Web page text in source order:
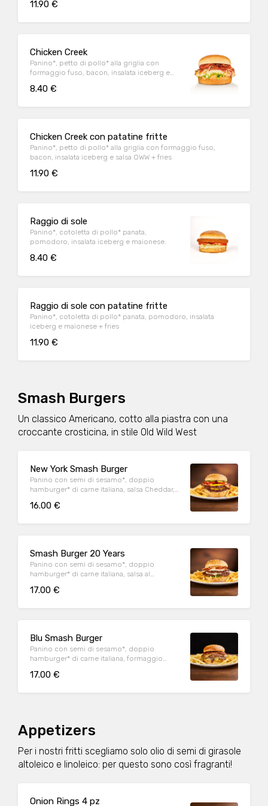
11.90 €
Chicken Creek
Panino*, petto di pollo* alla griglia con
formaggio fuso, bacon, insalata iceberg e
8.40 €
Chicken Creek con patatine fritte
Panino*, petto di pollo* alla griglia con formaggio fuso,
bacon, insalata iceberg e salsa OWW + fries
11.90 €
Raggio di sole
Panino*, cotoletta di pollo* panata,
pomodoro, insalata iceberg e maionese.
8.40 €
Raggio di sole con patatine fritte
Panino*, cotoletta di pollo* panata, pomodoro, insalata
iceberg e maionese + fries
11.90 €
Smash Burgers
Un classico Americano, cotto alla piastra con una
croccante crosticina, in stile Old Wild West
New York Smash Burger
Panino con semi di sesamo*, doppio
hamburger* di carne italiana, salsa Cheddar,
iceberg e cetriolini, accompagnato da
16.00 €
Smash Burger 20 Years
Panino con semi di sesamo*, doppio
hamburger* di carne italiana, salsa al
insalata iceberg, salsa maionese senapata
17.00 €
Blu Smash Burger
Panino con semi di sesamo*, doppio
hamburger* di carne italiana, formaggio
insalata iceberg, servito con patate* Fries e
17.00 €
Appetizers
Per i nostri fritti scegliamo solo olio di semi di girasole
altoleico e linoleico: per questo sono così fragranti!
Onion Rings 4 pz